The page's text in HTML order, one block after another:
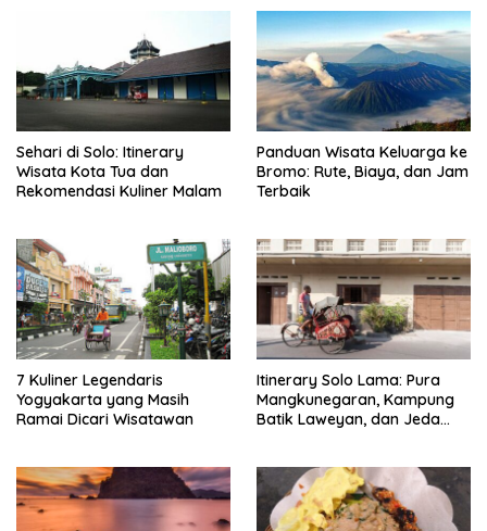
Sehari di Solo: Itinerary
Wisata Kota Tua dan
Rekomendasi Kuliner Malam
Panduan Wisata Keluarga ke
Bromo: Rute, Biaya, dan Jam
Terbaik
7 Kuliner Legendaris
Yogyakarta yang Masih
Ramai Dicari Wisatawan
Itinerary Solo Lama: Pura
Mangkunegaran, Kampung
Batik Laweyan, dan Jeda